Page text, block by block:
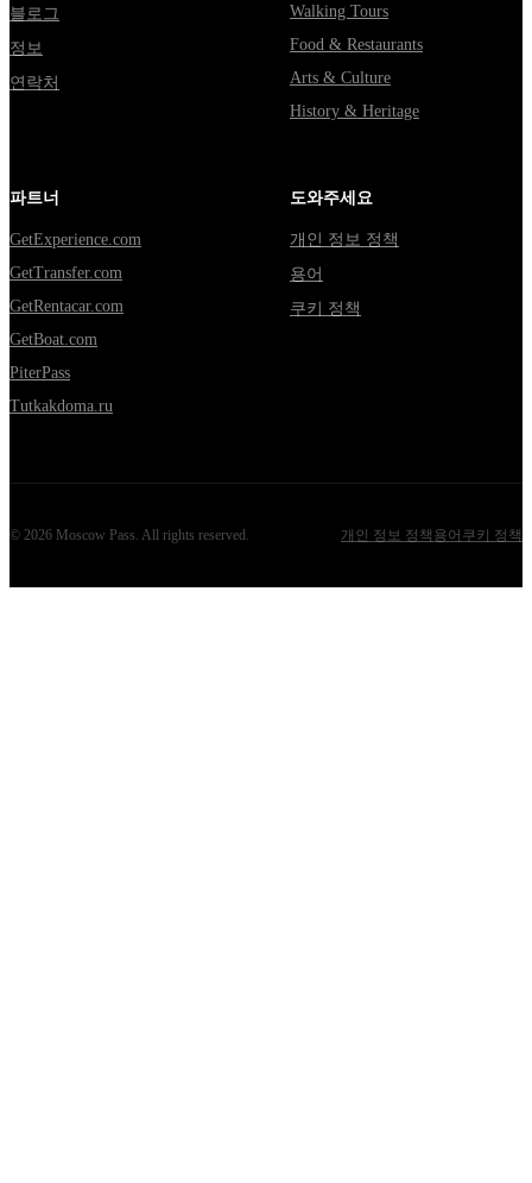
블로그
정보
연락처
Walking Tours
Food & Restaurants
Arts & Culture
History & Heritage
파트너
GetExperience.com
GetTransfer.com
GetRentacar.com
GetBoat.com
PiterPass
Tutkakdoma.ru
도와주세요
개인 정보 정책
용어
쿠키 정책
© 2026 Moscow Pass. All rights reserved. 개인 정보 정책 용어 쿠키 정책